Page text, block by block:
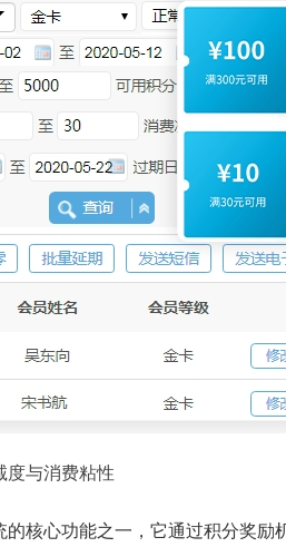
度与消费粘性
核心功能之一，它通过积分奖励